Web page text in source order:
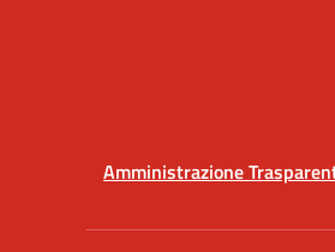
Amministrazione